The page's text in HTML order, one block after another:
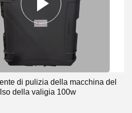
di pulizia della macchina del
della valigia 100w